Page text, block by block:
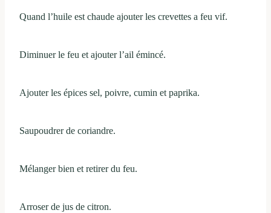
Quand l’huile est chaude ajouter les crevettes a feu vif.
Diminuer le feu et ajouter l’ail émincé.
Ajouter les épices sel, poivre, cumin et paprika.
Saupoudrer de coriandre.
Mélanger bien et retirer du feu.
Arroser de jus de citron.